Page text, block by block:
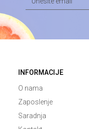
INFORMACIJE
O nama
Zaposlenje
Saradnja